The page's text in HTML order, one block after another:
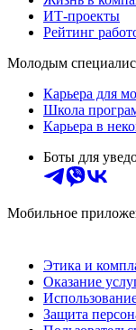
ИТ-проекты
Рейтинг
Молодым
Карьера для
Школа
Карьера в
Боты для
Мобильное
Этика и
Оказание
Защита